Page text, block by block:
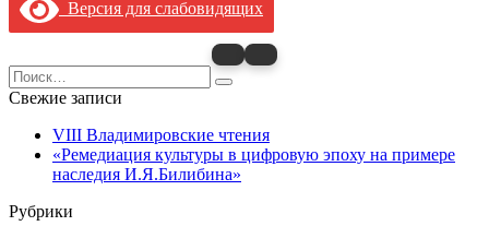
Версия для слабовидящих
Search
for:
Свежие записи
VIII Владимировские чтения
«Ремедиация культуры в цифровую эпоху на примере
наследия И.Я.Билибина»
Рубрики